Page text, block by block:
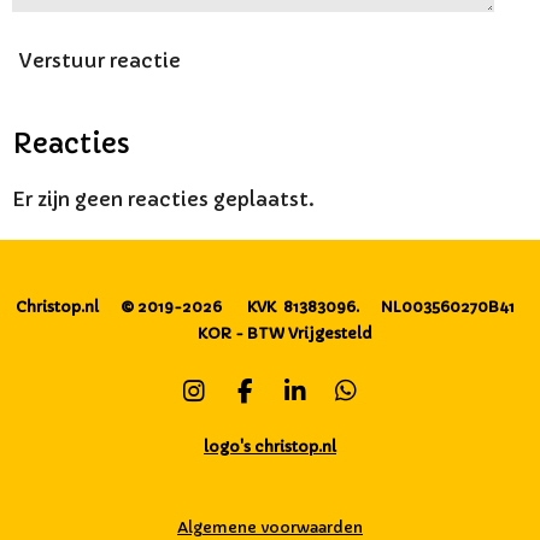
Verstuur reactie
Reacties
Er zijn geen reacties geplaatst.
Christop.nl © 2019-2026 KVK 81383096. NL003560270B41
KOR - BTW Vrijgesteld
I
F
c
L
n
W
logo's christop.nl
Algemene voorwaarden